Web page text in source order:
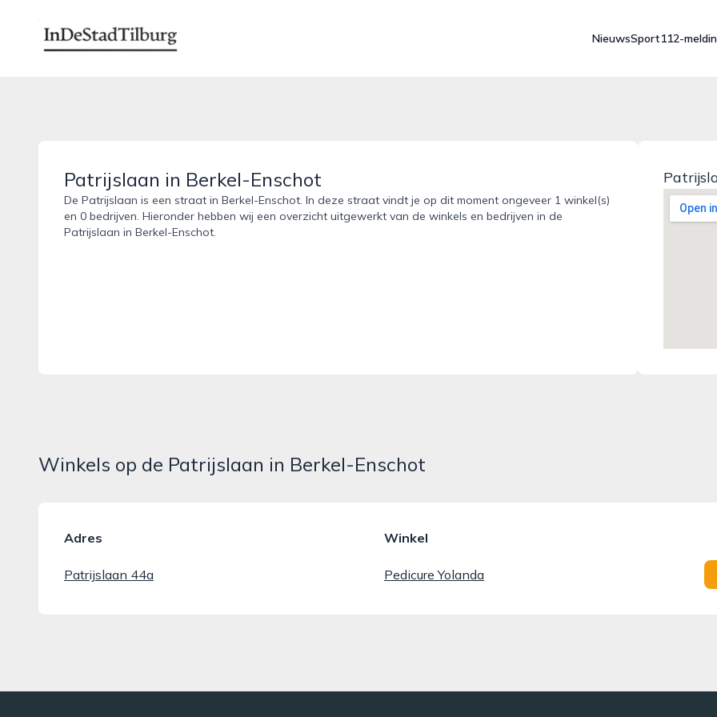
indestadtilburg.nl
NieuwsSport112-
Patrijslaan in Berkel-Enschot
De Patrijslaan is een straat in Berkel-Enschot. In deze straat vindt je op dit moment ongeveer 1 winkel(s)
en 0 bedrijven. Hieronder hebben wij een overzicht uitgewerkt van de winkels en bedrijven in de
Patrijslaan in Berkel-Enschot.
Winkels op de Patrijslaan in Berkel-Enschot
Adres Winkel
Patrijslaan 44a Pedicure Yolanda